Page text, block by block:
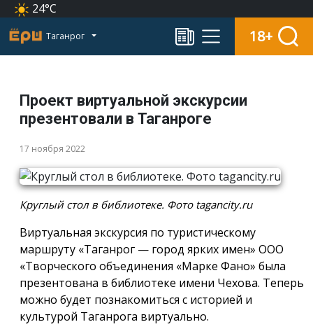
24°C
Таганрог 18+
Проект виртуальной экскурсии
презентовали в Таганроге
17 ноября 2022
Круглый стол в библиотеке. Фото tagancity.ru
Виртуальная экскурсия по туристическому
маршруту «Таганрог — город ярких имен» ООО
«Творческого объединения «Марке Фано» была
презентована в библиотеке имени Чехова. Теперь
можно будет познакомиться с историей и
культурой Таганрога виртуально.